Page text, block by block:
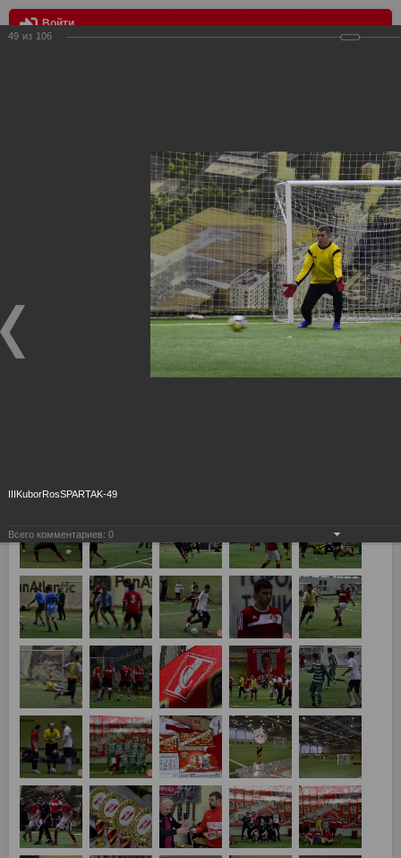
Войти
III Розыгрыш Кубка Российского "Спартака"
Фотографии с матчей Спартака, Сборной
Награждения>Сезон 2018>III Розыгрыш Кубка
Российского "Спартака"
Награждения ФК Спартак Москва
III Розыгрыш Кубка Российского "Спартака"
49 из 106
IIIKuborRosSPARTAK-49
Всего комментариев: 0